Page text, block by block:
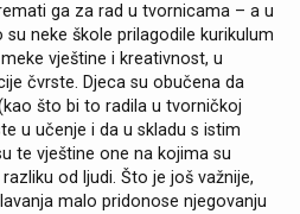
ga za rad u tvornicama – a u
neke škole prilagodile kurikulum
vještine i kreativnost, u
čvrste. Djeca su obučena da
što bi to radila u tvorničkoj
u učenje i da u skladu s istim
te vještine one na kojima su
od ljudi. Što je još važnije,
malo pridonose njegovanju